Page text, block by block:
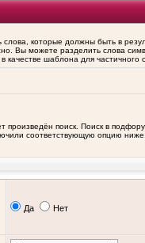
слова, которые должны быть в
Вы можете разделить слова
в качестве шаблона для частичного
поиск. Поиск в
соответствующую опцию
Да Нет